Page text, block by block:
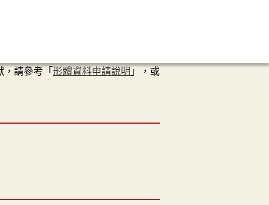
請參考「 形體資料申請說明 」，或